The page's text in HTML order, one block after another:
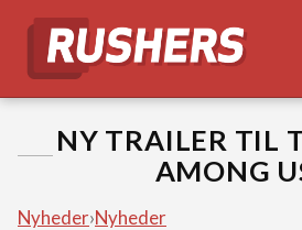
NY TRAILER TIL
AMONG
Nyheder›Nyheder